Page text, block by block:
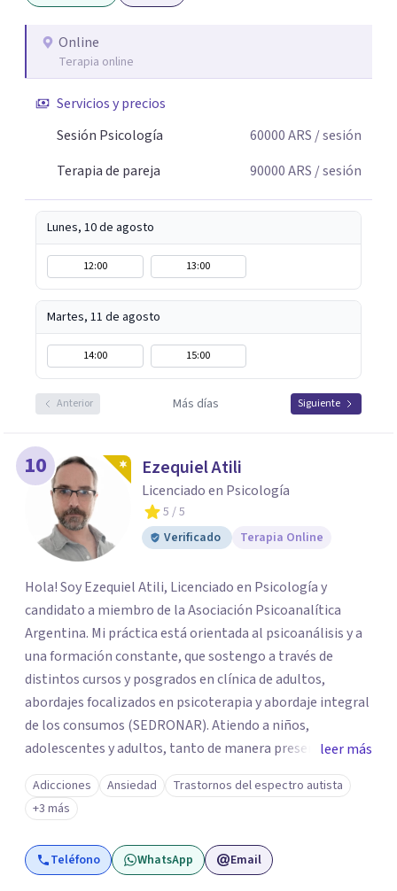
Online
Terapia online
Servicios y precios
Sesión Psicología
60000ARS / sesión
Terapia de pareja
90000ARS / sesión
Lunes, 10 de agosto
12:00 13:00
Martes, 11 de agosto
14:00 15:00
Anterior Más días Siguiente
10 Ezequiel Atili
Licenciado en Psicología
5 / 5
Verificado
Terapia Online
Hola! Soy Ezequiel Atili, Licenciado en Psicología y
candidato a miembro de la Asociación Psicoanalítica
Argentina. Mi práctica está orientada al psicoanálisis y a
una formación constante, que sostengo a través de
distintos cursos y posgrados en clínica de adultos,
abordajes focalizados en psicoterapia y abordaje integral
de los consumos (SEDRONAR). Atiendo a niños,
adolescentes y adultos, tanto de manera presencial
como online. Trabajo con distintas problemáticas como
depresión, ataques de pánico, adicciones, trastornos
alimentarios, trastornos del espectro autista (TEA) y
otras situaciones que generan malestar. Entiendo que
cada persona llega con una historia única, por eso el
leer más
Adicciones Ansiedad
Trastornos del espectro autista
+3 más
Teléfono WhatsApp Email